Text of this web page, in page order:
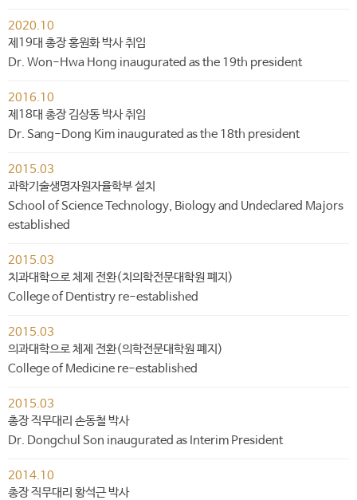
2020.10
제19대 총장 홍원화 박사 취임
Dr. Won-Hwa Hong inaugurated as the 19th president
2016.10
제18대 총장 김상동 박사 취임
Dr. Sang-Dong Kim inaugurated as the 18th president
2015.03
과학기술생명자원자율학부 설치
School of Science Technology, Biology and Undeclared Majors
established
2015.03
치과대학으로 체제 전환(치의학전문대학원 폐지)
College of Dentistry re-established
2015.03
의과대학으로 체제 전환(의학전문대학원 폐지)
College of Medicine re-established
2015.03
총장 직무대리 손동철 박사
Dr. Dongchul Son inaugurated as Interim President
2014.10
총장 직무대리 황석근 박사